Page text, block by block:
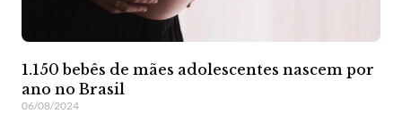
1.150 bebês de mães adolescentes nascem por
ano no Brasil
06/08/2024